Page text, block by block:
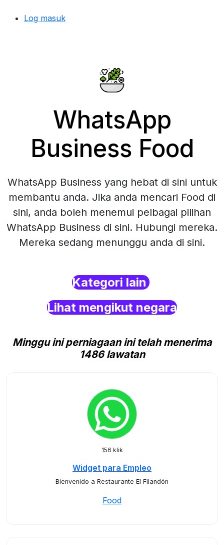
Log masuk
WhatsApp
Business Food
WhatsApp Business yang hebat di sini untuk
membantu anda. Jika anda mencari Food di
sini, anda boleh menemui pelbagai pilihan
WhatsApp Business di sini. Hubungi mereka.
Mereka sedang menunggu anda di sini.
Kategori lain
Lihat mengikut negara
Minggu ini perniagaan ini telah menerima
1486 lawatan
156 klik
Widget para Empleo
Bienvenido a Restaurante El Filandón
Food